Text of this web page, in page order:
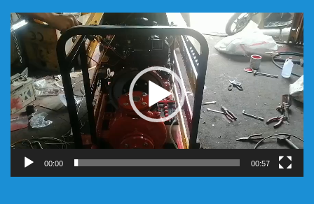
Trình
chơi
Video
00:00 00:57